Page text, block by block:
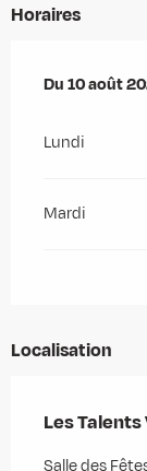
Horaires
Du10 août
Du10 août
Lundi
Mardi
Localisation
Les
Salle des